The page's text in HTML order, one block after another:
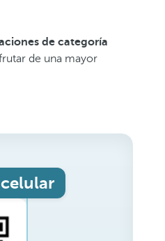
de categoría
de una mayor